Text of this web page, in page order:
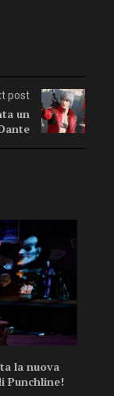
post
un
la nuova
Punchline!